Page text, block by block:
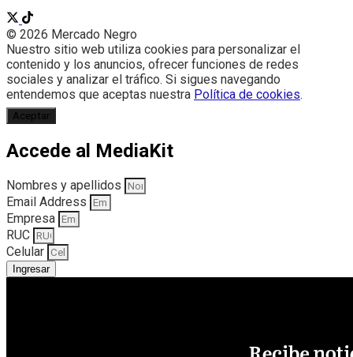
© 2026 Mercado Negro
Nuestro sitio web utiliza cookies para personalizar el
contenido y los anuncios, ofrecer funciones de redes
sociales y analizar el tráfico. Si sigues navegando
entendemos que aceptas nuestra Política de cookies.
Aceptar
Accede al MediaKit
Nombres y apellidos
Email Address
Empresa
RUC
Celular
Ingresar